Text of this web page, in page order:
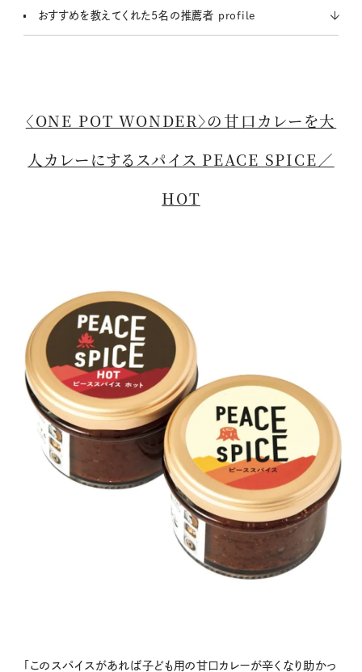
おすすめを教えてくれた5名の推薦者 profile
〈ONE POT WONDER〉の甘口カレーを大
人カレーにするスパイス PEACE SPICE／
HOT
「このスパイスがあれば子ども用の甘口カレーが辛くなり助かっ